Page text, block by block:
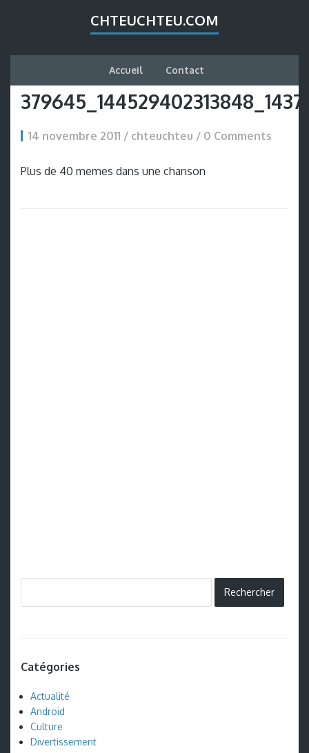
CHTEUCHTEU.COM
Accueil Contact
14 novembre 2011 / chteuchteu / 0 Comments
Plus de 40 memes dans une chanson
Catégories
Actualité
Android
Culture
Divertissement